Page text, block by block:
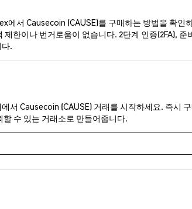
에서 Causecoin (CAUSE)를 구매하는 방법을 확
한이나 번거로움이 없습니다. 2단계 인증(2FA),
.
서 Causecoin (CAUSE) 거래를 시작하세요. 즉시
수 있는 거래소로 만들어줍니다.